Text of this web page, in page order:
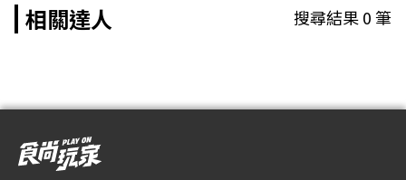
相關達人 搜尋結果0筆